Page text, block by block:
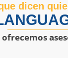
dicen